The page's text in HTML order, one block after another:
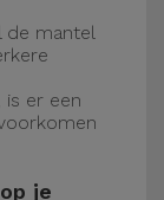
de mantel
is er een
je